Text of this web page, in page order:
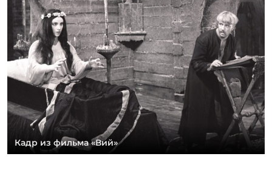
Кадр из фильма «Вий»